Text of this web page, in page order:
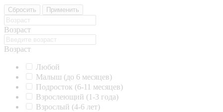
Сбросить Применить
Возраст
Возраст
Любой
Малыш (до 6 месяцев)
Подросток (6-11 месяцев)
Взрослеющий (1-3 года)
Взрослый (4-6 лет)